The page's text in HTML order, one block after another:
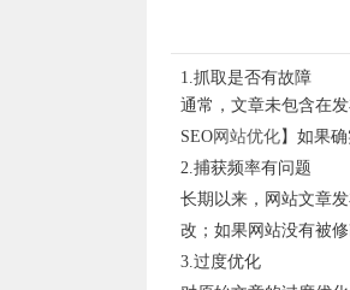
1.抓取是否有故障
通常，文章未包含在
SEO网站优化】如果
2.捕获频率有问题
长期以来，网站文章
改；如果网站没有被
3.过度优化